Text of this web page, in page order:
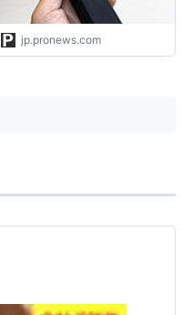
jp.pronews.com